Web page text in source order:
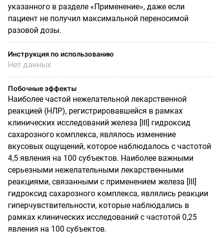
указанного в разделе «Применение», даже если
пациент не получил максимальной переносимой
разовой дозы.
Инструкция по использованию
Нет данных
Побочные эффекты
Наиболее частой нежелательной лекарственной
реакцией (НЛР), регистрировавшейся в рамках
клинических исследований железа [III] гидроксид
сахарозного комплекса, являлось изменение
вкусовых ощущений, которое наблюдалось с частотой
4,5 явления на 100 субъектов. Наиболее важными
серьезными нежелательными лекарственными
реакциями, связанными с применением железа [III]
гидроксид сахарозного комплекса, являлись реакции
гиперчувствительности, которые наблюдались в
рамках клинических исследований с частотой 0,25
явления на 100 субъектов.